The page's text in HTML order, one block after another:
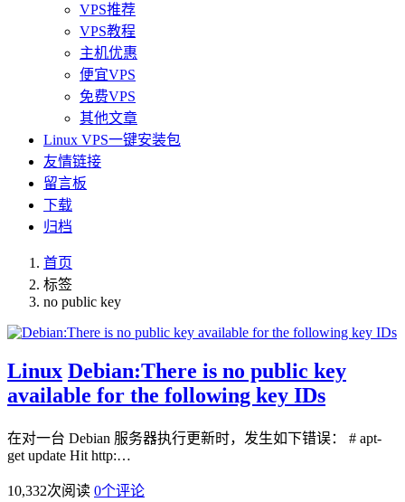
VPS推荐
VPS教程
主机优惠
便宜VPS
免费VPS
其他文章
Linux VPS一键安装包
友情链接
留言板
下载
归档
首页
标签
no public key
Linux Debian:There is no public key
available for the following key IDs
在对一台 Debian 服务器执行更新时，发生如下错误： # apt-
get update Hit http:…
10,332次阅读 0个评论